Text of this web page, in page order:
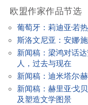
i
g
a
t
i
o
欧盟作家作品节选
葡萄牙：莉迪亚·若热
斯洛文尼亚：安娜·
新闻稿：梁鸿对话
人，过去与现在
新闻稿：迪米塔尔·
新闻稿：赫里亚·戈
及塑造文学图景